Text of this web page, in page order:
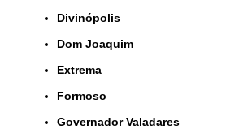
Divinópolis
Dom Joaquim
Extrema
Formoso
Governador Valadares